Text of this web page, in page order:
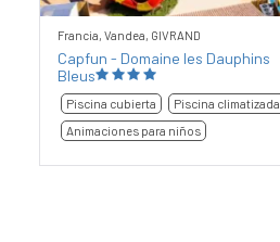
Francia, Vandea, GIVRAND
Capfun - Domaine les Dauphins
Bleus
Piscina cubierta
Piscina climatizada
Animaciones para niños